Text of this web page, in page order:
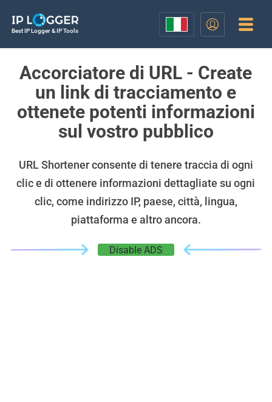
Best IP Logger & IP Tools
Accorciatore di URL - Create
un link di tracciamento e
ottenete potenti informazioni
sul vostro pubblico
URL Shortener consente di tenere traccia di ogni
clic e di ottenere informazioni dettagliate su ogni
clic, come indirizzo IP, paese, città, lingua,
piattaforma e altro ancora.
Disable ADS